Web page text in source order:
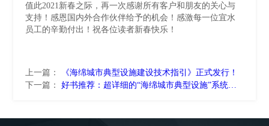
值此2021新春之际，再一次感谢所有客户和朋友的关心与
支持！感恩国内外合作伙伴给予的机会！感激每一位宜水
员工的辛勤付出！祝各位读者新春快乐！
上一篇：
《海绵城市典型设施建设技术指引》正式发行！
下一篇：
好书推荐：超详细的“海绵城市典型设施”系统性讲解